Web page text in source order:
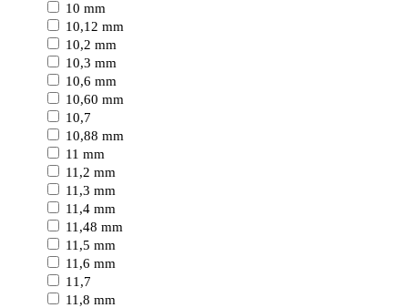
10 mm
10,12 mm
10,2 mm
10,3 mm
10,6 mm
10,60 mm
10,7
10,88 mm
11 mm
11,2 mm
11,3 mm
11,4 mm
11,48 mm
11,5 mm
11,6 mm
11,7
11,8 mm